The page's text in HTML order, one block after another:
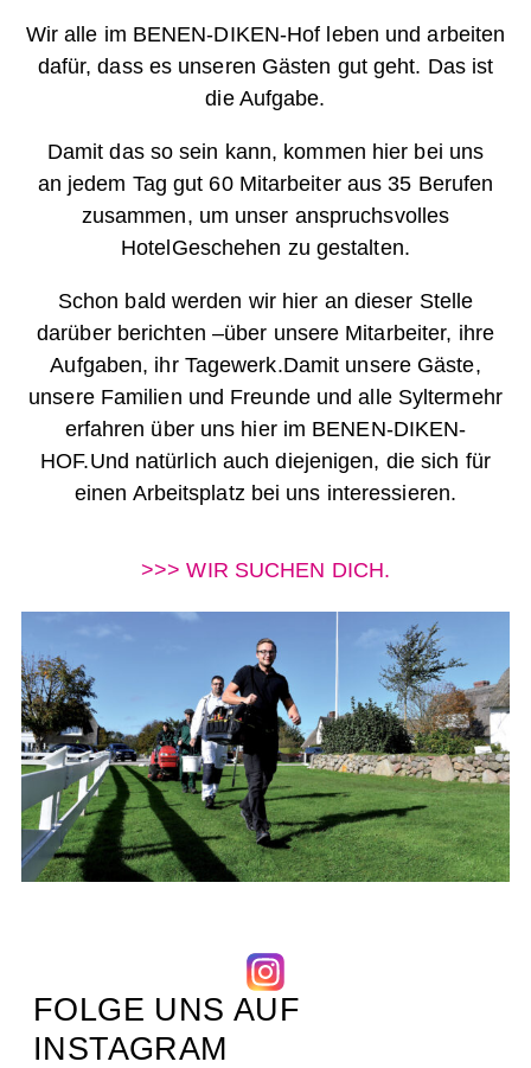
Wir alle im BENEN-DIKEN-Hof leben und arbeiten
dafür, dass es unseren Gästen gut geht. Das ist
die Aufgabe.
Damit das so sein kann, kommen hier bei uns
an jedem Tag gut 60 Mitarbeiter aus 35 Berufen
zusammen, um unser anspruchsvolles
HotelGeschehen zu gestalten.
Schon bald werden wir hier an dieser Stelle
darüber berichten –über unsere Mitarbeiter, ihre
Aufgaben, ihr Tagewerk.Damit unsere Gäste,
unsere Familien und Freunde und alle Syltermehr
erfahren über uns hier im BENEN-DIKEN-
HOF.Und natürlich auch diejenigen, die sich für
einen Arbeitsplatz bei uns interessieren.
>>> WIR SUCHEN DICH.
FOLGE UNS AUF
INSTAGRAM